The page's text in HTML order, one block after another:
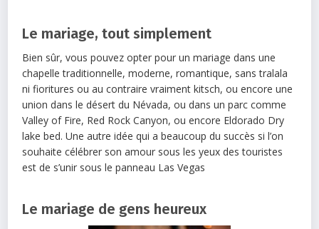
Le mariage, tout simplement
Bien sûr, vous pouvez opter pour un mariage dans une
chapelle traditionnelle, moderne, romantique, sans tralala
ni fioritures ou au contraire vraiment kitsch, ou encore une
union dans le désert du Névada, ou dans un parc comme
Valley of Fire, Red Rock Canyon, ou encore Eldorado Dry
lake bed. Une autre idée qui a beaucoup du succès si l’on
souhaite célébrer son amour sous les yeux des touristes
est de s’unir sous le panneau Las Vegas
Le mariage de gens heureux